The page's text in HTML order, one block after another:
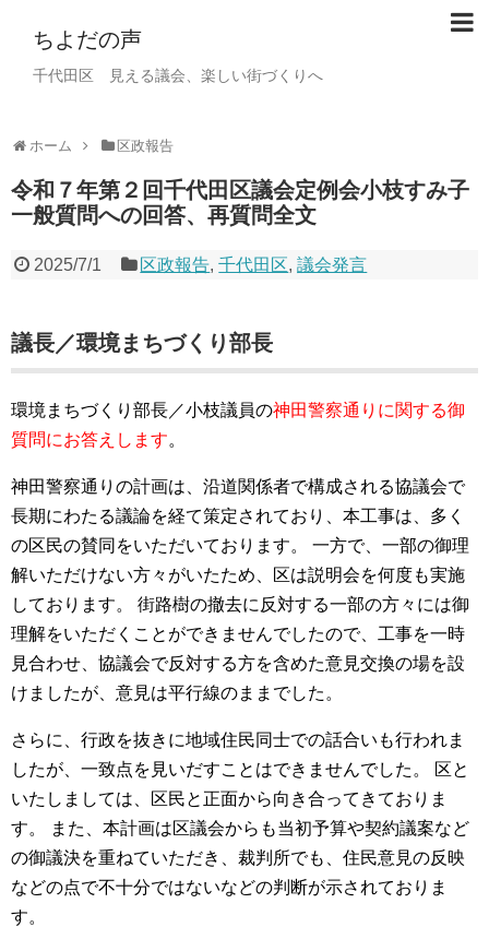
ちよだの声
千代田区 見える議会、楽しい街づくりへ
ホーム 区政報告
令和７年第２回千代田区議会定例会小枝すみ子
一般質問への回答、再質問全文
2025/7/1 区政報告,千代田区,議会発言
議長／環境まちづくり部長
環境まちづくり部長／小枝議員の神田警察通りに関する御
質問にお答えします。
神田警察通りの計画は、沿道関係者で構成される協議会で
長期にわたる議論を経て策定されており、本工事は、多く
の区民の賛同をいただいております。
一方で、一部の御理
解いただけない方々がいたため、区は説明会を何度も実施
しております。
街路樹の撤去に反対する一部の方々には御
理解をいただくことができませんでしたので、工事を一時
見合わせ、協議会で反対する方を含めた意見交換の場を設
けましたが、意見は平行線のままでした。
さらに、行政を抜きに地域住民同士での話合いも行われま
したが、一致点を見いだすことはできませんでした。
区と
いたしましては、区民と正面から向き合ってきておりま
す。
また、本計画は区議会からも当初予算や契約議案など
の御議決を重ねていただき、裁判所でも、住民意見の反映
などの点で不十分ではないなどの判断が示されておりま
す。